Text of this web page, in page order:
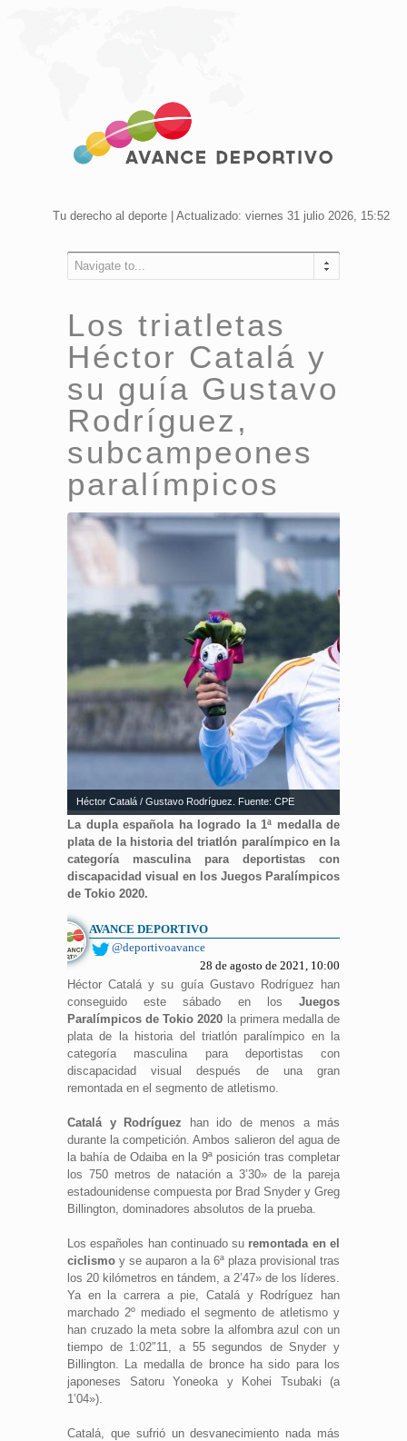
Tu derecho al deporte | Actualizado: viernes 31 julio 2026, 15:52
Navigate to...
Los triatletas
Héctor Catalá y
su guía Gustavo
Rodríguez,
subcampeones
paralímpicos
Héctor Catalá / Gustavo Rodríguez. Fuente: CPE
La dupla española ha logrado la 1ª medalla de
plata de la historia del triatlón paralímpico en la
categoría masculina para deportistas con
discapacidad visual en los Juegos Paralímpicos
de Tokio 2020.
AVANCE DEPORTIVO
@deportivoavance
28 de agosto de 2021, 10:00
Héctor Catalá y su guía Gustavo Rodríguez han
conseguido este sábado en los Juegos
Paralímpicos de Tokio 2020 la primera medalla de
plata de la historia del triatlón paralímpico en la
categoría masculina para deportistas con
discapacidad visual después de una gran
remontada en el segmento de atletismo.
Catalá y Rodríguez han ido de menos a más
durante la competición. Ambos salieron del agua de
la bahía de Odaiba en la 9ª posición tras completar
los 750 metros de natación a 3’30» de la pareja
estadounidense compuesta por Brad Snyder y Greg
Billington, dominadores absolutos de la prueba.
Los españoles han continuado su remontada en el
ciclismo y se auparon a la 6ª plaza provisional tras
los 20 kilómetros en tándem, a 2’47» de los líderes.
Ya en la carrera a pie, Catalá y Rodríguez han
marchado 2º mediado el segmento de atletismo y
han cruzado la meta sobre la alfombra azul con un
tiempo de 1:02″11, a 55 segundos de Snyder y
Billington. La medalla de bronce ha sido para los
japoneses Satoru Yoneoka y Kohei Tsubaki (a
1’04»).
Catalá, que sufrió un desvanecimiento nada más